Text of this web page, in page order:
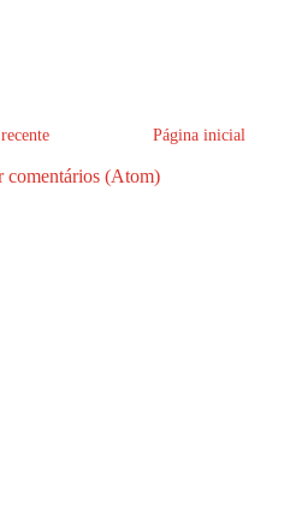
Página inicial
comentários (Atom)